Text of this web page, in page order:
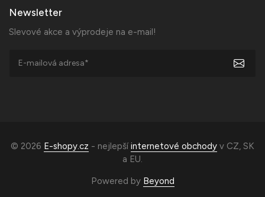
Newsletter
Slevové akce a výprodeje na e-mail!
© 2026 E-shopy.cz - nejlepšíinternetové obchody v CZ, SK
a EU.
Powered by Beyond